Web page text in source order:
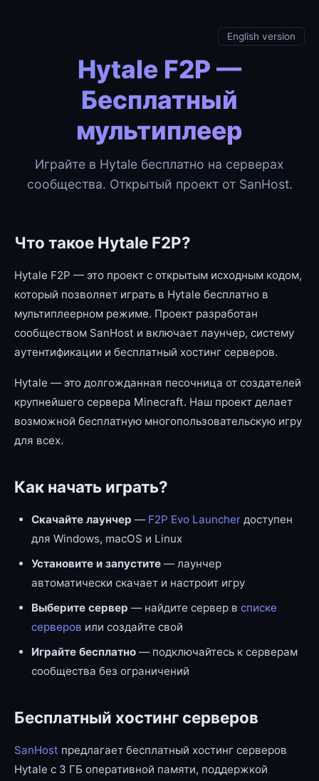
English version
Hytale F2P —
Бесплатный
мультиплеер
Играйте в Hytale бесплатно на серверах
сообщества. Открытый проект от SanHost.
Что такое Hytale F2P?
Hytale F2P — это проект с открытым исходным кодом,
который позволяет играть в Hytale бесплатно в
мультиплеерном режиме. Проект разработан
сообществом SanHost и включает лаунчер, систему
аутентификации и бесплатный хостинг серверов.
Hytale — это долгожданная песочница от создателей
крупнейшего сервера Minecraft. Наш проект делает
возможной бесплатную многопользовательскую игру
для всех.
Как начать играть?
Скачайте лаунчер — F2P Evo Launcher доступен
для Windows, macOS и Linux
Установите и запустите — лаунчер
автоматически скачает и настроит игру
Выберите сервер — найдите сервер в списке
серверов или создайте свой
Играйте бесплатно — подключайтесь к серверам
сообщества без ограничений
Бесплатный хостинг серверов
SanHost предлагает бесплатный хостинг серверов
Hytale с 3 ГБ оперативной памяти, поддержкой